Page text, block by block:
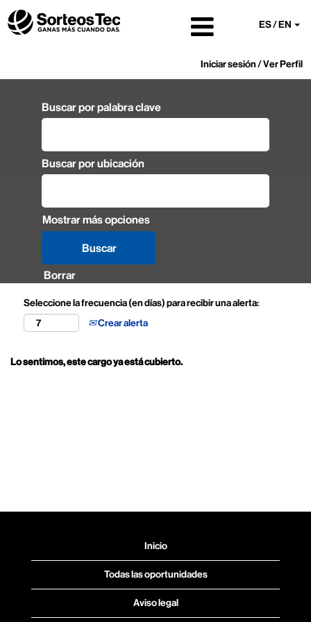
ES / EN
Iniciar sesión / Ver Perfil
Buscar por palabra clave
Buscar por ubicación
Mostrar más opciones
Borrar
Seleccione la frecuencia (en días) para recibir una alerta:
Crear alerta
Lo sentimos, este cargo ya está cubierto.
Inicio
Todas las oportunidades
Aviso legal